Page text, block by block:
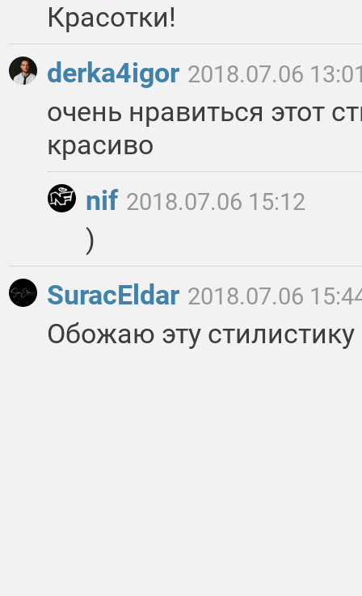
Красотки!
derka4igor 2018.07.06
очень нравиться этот
красиво
nif 2018.07.06 15:12
)
SuracEldar 2018.07.06
Обожаю эту стилистику